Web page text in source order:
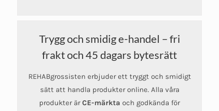
Trygg och smidig e-handel – fri
frakt och 45 dagars bytesrätt
REHABgrossisten erbjuder ett tryggt och smidigt
sätt att handla produkter online. Alla våra
produkter ärCE-märkta och godkända för